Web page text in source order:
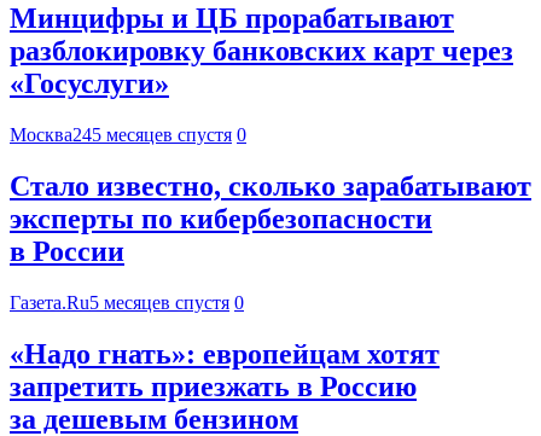
Минцифры и ЦБ прорабатывают
разблокировку банковских карт через
«Госуслуги»
Москва245 месяцев спустя 0
Стало известно, сколько зарабатывают
эксперты по кибербезопасности
в России
Газета.Ru5 месяцев спустя 0
«Надо гнать»: европейцам хотят
запретить приезжать в Россию
за дешевым бензином